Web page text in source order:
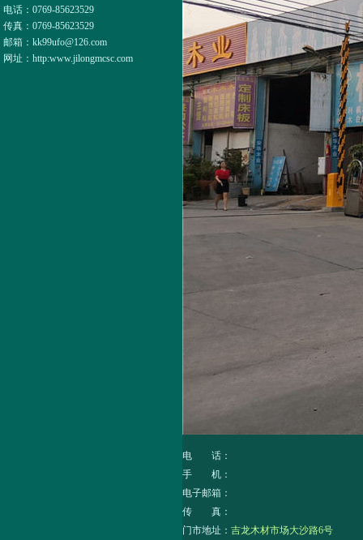
电话： 0769-85623529
传真： 0769-85623529
邮箱： kk99ufo@126.com
网址： http:www.jilongmcsc.com
电 话：
手 机：
电子邮箱：
传 真：
门市地址： 吉龙木材市场大沙路6号